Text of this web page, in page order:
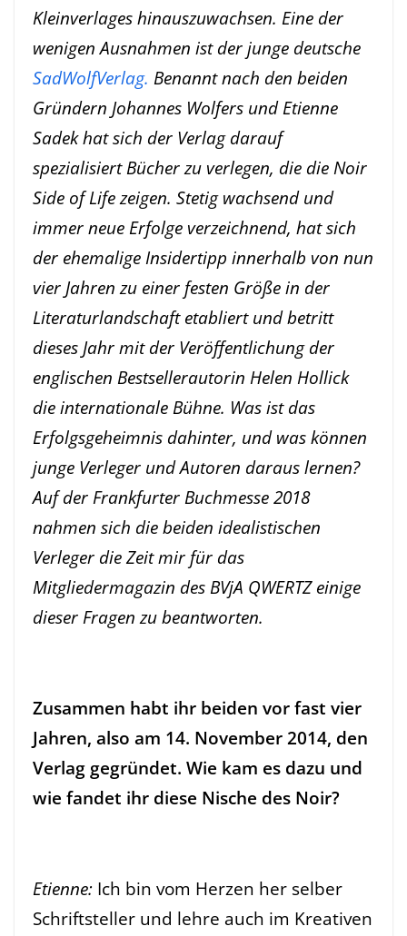
Kleinverlages hinauszuwachsen. Eine der
wenigen Ausnahmen ist der junge deutsche
SadWolfVerlag. Benannt nach den beiden
Gründern Johannes Wolfers und Etienne
Sadek hat sich der Verlag darauf
spezialisiert Bücher zu verlegen, die die Noir
Side of Life zeigen. Stetig wachsend und
immer neue Erfolge verzeichnend, hat sich
der ehemalige Insidertipp innerhalb von nun
vier Jahren zu einer festen Größe in der
Literaturlandschaft etabliert und betritt
dieses Jahr mit der Veröffentlichung der
englischen Bestsellerautorin Helen Hollick
die internationale Bühne. Was ist das
Erfolgsgeheimnis dahinter, und was können
junge Verleger und Autoren daraus lernen?
Auf der Frankfurter Buchmesse 2018
nahmen sich die beiden idealistischen
Verleger die Zeit mir für das
Mitgliedermagazin des BVjA QWERTZ einige
dieser Fragen zu beantworten.
Zusammen habt ihr beiden vor fast vier
Jahren, also am 14. November 2014, den
Verlag gegründet. Wie kam es dazu und
wie fandet ihr diese Nische des Noir?
Etienne: Ich bin vom Herzen her selber
Schriftsteller und lehre auch im Kreativen